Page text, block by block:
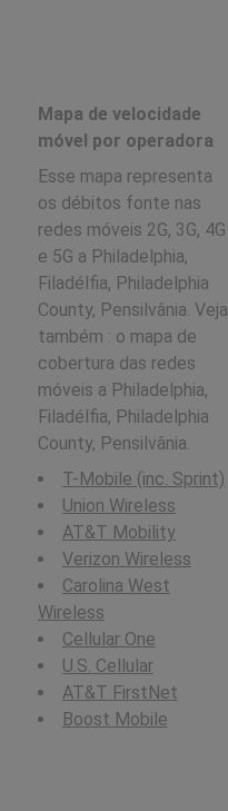
Mapa de velocidade
móvel por operadora
Esse mapa representa
os débitos fonte nas
redes móveis 2G, 3G, 4G
e 5G a Philadelphia,
Filadélfia, Philadelphia
County, Pensilvânia. Veja
também : o mapa de
cobertura das redes
móveis a Philadelphia,
Filadélfia, Philadelphia
County, Pensilvânia.
T-Mobile (inc. Sprint)
Union Wireless
AT&T Mobility
Verizon Wireless
Carolina West
Wireless
Cellular One
U.S. Cellular
AT&T FirstNet
Boost Mobile